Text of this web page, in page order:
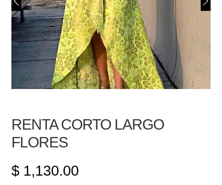
RENTA CORTO LARGO
FLORES
$1,130.00